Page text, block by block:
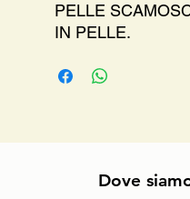
PELLE
IN PELLE.
Dove